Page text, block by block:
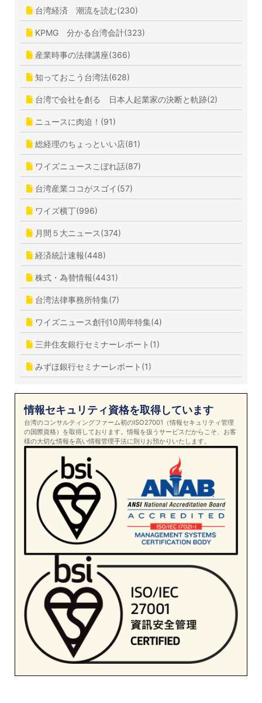
台湾経済 潮流を読む(230)
KPMG 分かる台湾会計(323)
産業時事の法律講座(366)
知っておこう台湾法(628)
台湾で会社を創る 日本人起業家の決断と軌跡(2)
ニュースに肉迫！(91)
総経理のちょっといい店(81)
ワイズニュースこぼれ話(87)
台湾産業ココがスゴイ(57)
ワイズ横丁(996)
月間５大ニュース(374)
経済統計速報(448)
株式・為替情報(4431)
台湾法律事務所特集(7)
ワイズニュース創刊10周年特集(4)
三井住友銀行セミナーレポート(1)
みずほ銀行セミナーレポート(1)
情報セキュリティ資格を取得しています
台湾のコンサルティングファーム初のISO27001（情報セキュリティ管理
の国際資格）を取得しております。情報を扱うサービスだからこそ、お客
様の大切な情報を高い情報管理手法に則りお預かりいたします。